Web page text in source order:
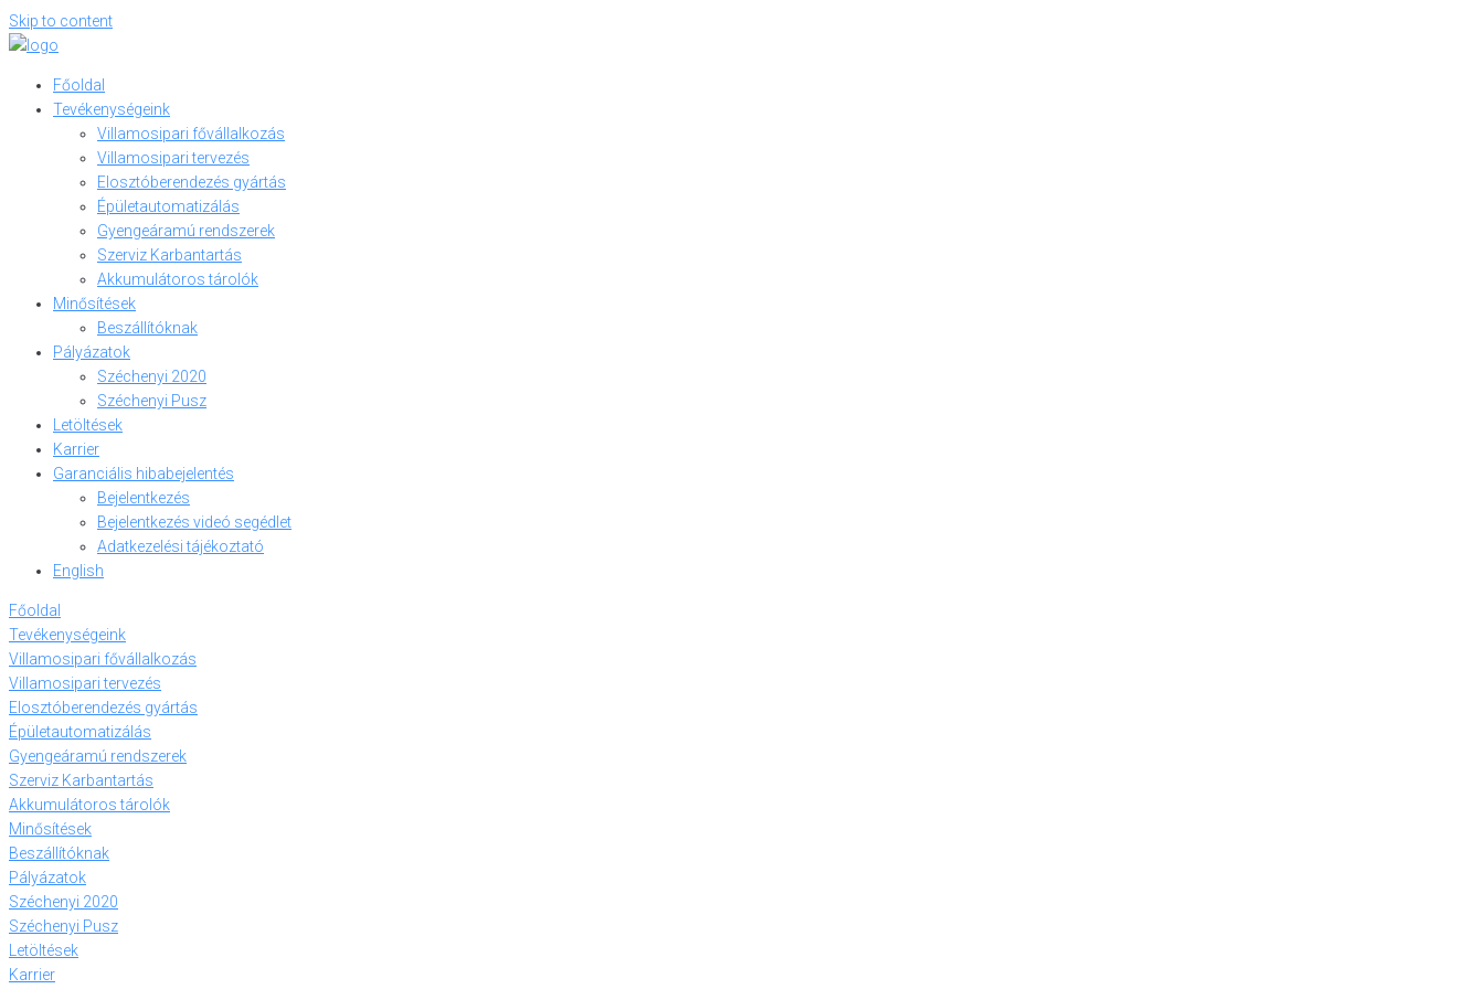
Skip to content
Főoldal
Tevékenységeink
Villamosipari fővállalkozás
Villamosipari tervezés
Elosztóberendezés gyártás
Épületautomatizálás
Gyengeáramú rendszerek
Szerviz Karbantartás
Akkumulátoros tárolók
Minősítések
Beszállítóknak
Pályázatok
Széchenyi 2020
Széchenyi Pusz
Letöltések
Karrier
Garanciális hibabejelentés
Bejelentkezés
Bejelentkezés videó segédlet
Adatkezelési tájékoztató
English
Főoldal
Tevékenységeink
Villamosipari fővállalkozás
Villamosipari tervezés
Elosztóberendezés gyártás
Épületautomatizálás
Gyengeáramú rendszerek
Szerviz Karbantartás
Akkumulátoros tárolók
Minősítések
Beszállítóknak
Pályázatok
Széchenyi 2020
Széchenyi Pusz
Letöltések
Karrier